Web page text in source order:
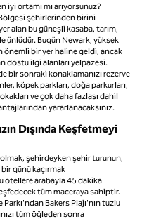
ortamı mı arıyorsunuz?
şehirlerinden birini
alan bu güneşli kasaba, tarım,
ünlüdür. Bugün Newark, yüksek
bir yer haline geldi, ancak
dostu ilgi alanları yelpazesi.
bir sonraki konaklamanızı rezerve
köpek parkları, doğa parkurları,
ve çok daha fazlası dahil
yararlanacaksınız.
Dışında Keşfetmeyi
şehirdeyken şehir turunun,
bir günü kaçırmak
otellere arabayla 45 dakika
tüm maceraya sahiptir.
Bakers Plajı'nın tuzlu
tüm öğleden sonra